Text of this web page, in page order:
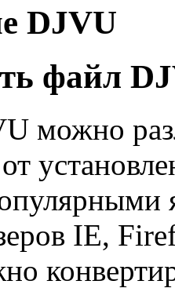
DJVU
файл
можно
IE,